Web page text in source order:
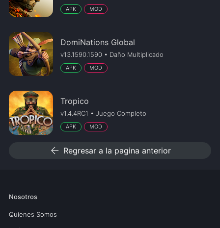
APK MOD
DomiNations Global
v13.1590.1590 • Daño Multiplicado
APK MOD
Tropico
v1.4.4RC1 • Juego Completo
APK MOD
arrow_back Regresar a la pagina anterior
Nosotros
Quienes Somos